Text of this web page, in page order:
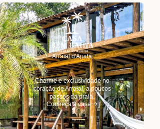
Arraial d'Ajuda
Charme e exclusividade no
coração de Arraial, a poucos
passos da praia.
Conheça a casa